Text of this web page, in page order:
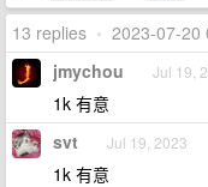
13 replies • 2023-07-20
jmychou Jul 19,
1k 有意
svt Jul 19, 2023
1k 有意